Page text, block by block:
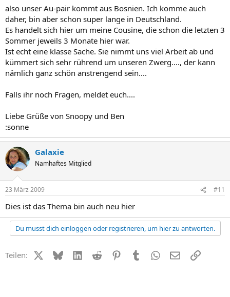
also unser Au-pair kommt aus Bosnien. Ich komme auch
daher, bin aber schon super lange in Deutschland.
Es handelt sich hier um meine Cousine, die schon die letzten 3
Sommer jeweils 3 Monate hier war.
Ist echt eine klasse Sache. Sie nimmt uns viel Arbeit ab und
kümmert sich sehr rührend um unseren Zwerg...., der kann
nämlich ganz schön anstrengend sein....
Falls ihr noch Fragen, meldet euch....
Liebe Grüße von Snoopy und Ben
:sonne
Galaxie
Namhaftes Mitglied
23 März 2009 #11
Dies ist das Thema bin auch neu hier
Du musst dich einloggen oder registrieren, um hier zu antworten.
Teilen: X (Twitter)
BlueskyLinkedIn
Reddit PinterestTumblr WhatsApp
E-MailLink